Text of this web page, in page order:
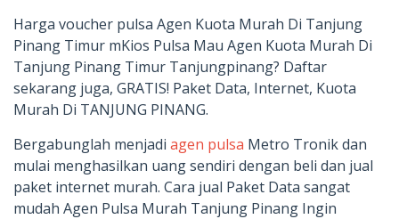
Harga voucher pulsa Agen Kuota Murah Di Tanjung
Pinang Timur mKios Pulsa Mau Agen Kuota Murah Di
Tanjung Pinang Timur Tanjungpinang? Daftar
sekarang juga, GRATIS! Paket Data, Internet, Kuota
Murah Di TANJUNG PINANG.
Bergabunglah menjadi agen pulsa Metro Tronik dan
mulai menghasilkan uang sendiri dengan beli dan jual
paket internet murah. Cara jual Paket Data sangat
mudah Agen Pulsa Murah Tanjung Pinang Ingin